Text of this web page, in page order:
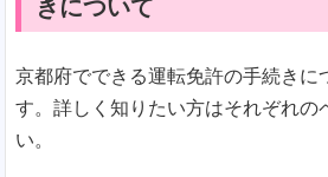
きについて
京都府でできる運転免許の手続きに
す。詳しく知りたい方はそれぞれの
い。